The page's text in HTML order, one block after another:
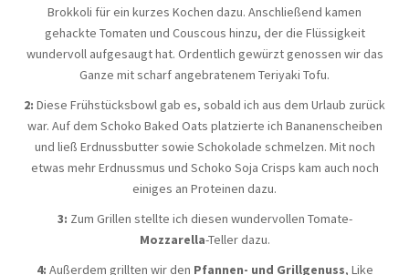
Brokkoli für ein kurzes Kochen dazu. Anschließend kamen
gehackte Tomaten und Couscous hinzu, der die Flüssigkeit
wundervoll aufgesaugt hat. Ordentlich gewürzt genossen wir das
Ganze mit scharf angebratenem Teriyaki Tofu.
2: Diese Frühstücksbowl gab es, sobald ich aus dem Urlaub zurück
war. Auf dem Schoko Baked Oats platzierte ich Bananenscheiben
und ließ Erdnussbutter sowie Schokolade schmelzen. Mit noch
etwas mehr Erdnussmus und Schoko Soja Crisps kam auch noch
einiges an Proteinen dazu.
3: Zum Grillen stellte ich diesen wundervollen Tomate-
Mozzarella-Teller dazu.
4: Außerdem grillten wir den Pfannen- und Grillgenuss, Like